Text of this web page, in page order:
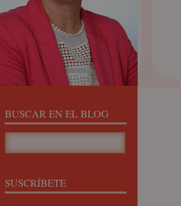
BUSCAR EN EL BLOG
SUSCRÍBETE